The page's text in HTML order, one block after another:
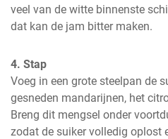
veel van de witte binnenste
dat kan de jam bitter maken.
4. Stap
Voeg in een grote steelpan de
gesneden mandarijnen, het
Breng dit mengsel onder
zodat de suiker volledig oplost